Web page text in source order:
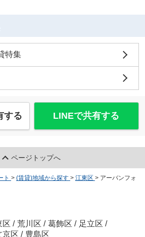
特集
する LINEで共有する
ページトップへ
ト > (賃貸)地域から探す > 江東区 > アーバンフォ
区 / 荒川区 / 葛飾区 / 足立区 /
京区 / 豊島区